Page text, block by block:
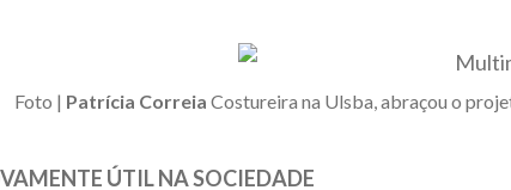
Foto | Patrícia Correia Costureira na Ulsba, abraçou o
ÚTIL NA SOCIEDADE